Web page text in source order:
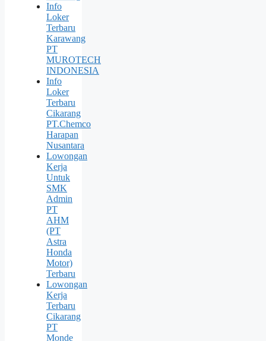
Info
Loker
Terbaru
Karawang
PT
MUROTECH
INDONESIA
Info
Loker
Terbaru
Cikarang
PT.Chemco
Harapan
Nusantara
Lowongan
Kerja
Untuk
SMK
Admin
PT
AHM
(PT
Astra
Honda
Motor)
Terbaru
Lowongan
Kerja
Terbaru
Cikarang
PT
Monde